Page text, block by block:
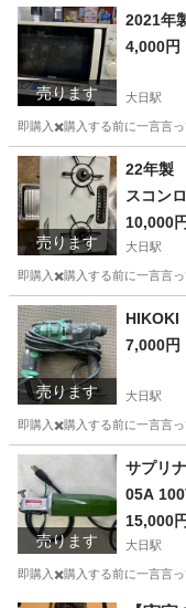
売ります
2021年
4,000円
大日駅
即購入✖️購入する前に一言言
大阪 守口市 大日駅
売ります
22年製
スコンロ
10,000円
大日駅
即購入✖️購入する前に一言言
大阪 守口市
売ります
7,000円
大日駅
即購入✖️購入する前に一言言
大阪 守口市 大日駅
売ります
サプリ
05A
15,000円
大日駅
即購入✖️購入する前に一言言